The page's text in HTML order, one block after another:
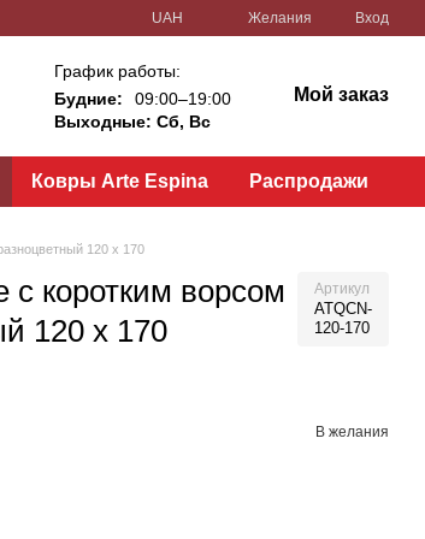
UAH Желания Вход
График работы:
Будние:
09:00–19:00
Выходные: Сб, Вс
Мой заказ
Ковры Arte Espina Распродажи
120 х 170
с коротким ворсом
120 х 170
Артикул
ATQCN-
120-170
В желания